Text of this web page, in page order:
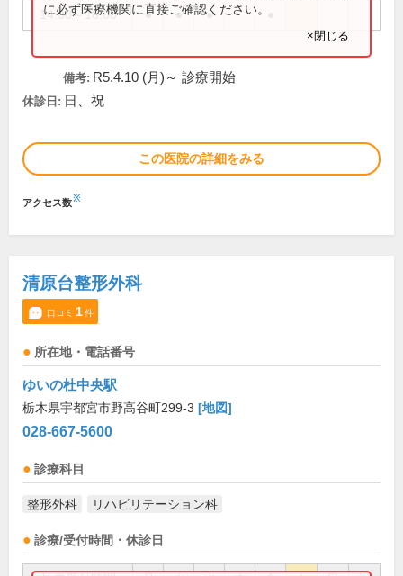
14:00～18:00 ● ● ●
に必ず医療機関に直接ご確認ください。
×閉じる
備考: R5.4.10 (月)～ 診療開始
休診日: 日、祝
この医院の詳細をみる
アクセス数※
清原台整形外科
口コミ 1件
所在地・電話番号
ゆいの杜中央駅
栃木県宇都宮市野高谷町299-3 [地図]
028-667-5600
診療科目
整形外科 リハビリテーション科
診療/受付時間・休診日